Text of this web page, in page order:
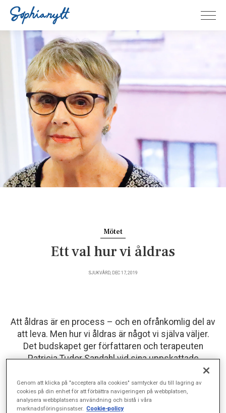
Mötet
Ett val hur vi åldras
SJUKVÅRD, DEC 17, 2019
Att åldras är en process – och en ofrånkomlig del av
att leva. Men hur vi åldras är något vi själva väljer.
Det budskapet ger författaren och terapeuten
Patricia Tudor Sandahl vid sina uppskattade
Husläkarmottagningens Äldreträff där hon föreläste
på temat ”det livsviktiga åldrandet”.
Genom att klicka på "acceptera alla cookies" samtycker du till lagring av
cookies på din enhet för att förbättra navigeringen på webbplatsen,
analysera webbplatsens användning och bistå i våra
marknadsföringsinsatser. Cookie-policy